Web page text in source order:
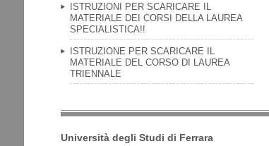
ISTRUZIONI PER SCARICARE IL
MATERIALE DEI CORSI DELLA LAUREA
SPECIALISTICA!!
ISTRUZIONE PER SCARICARE IL
MATERIALE DEL CORSO DI LAUREA
TRIENNALE
Università degli Studi di Ferrara